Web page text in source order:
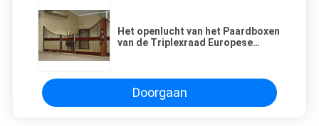
Het openlucht van het Paardboxen
van de Triplexraad Europese
Doorgaan